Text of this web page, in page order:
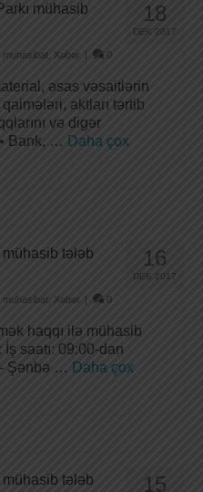
18
DEK 2017
mühasib
muhasibat Xəbər | 0
əsas vəsaitlərin
aktları tərtib
və digər
Bank, … Daha çox
16
DEK 2017
mühasib tələb
muhasibat Xəbər | 0
haqqı ilə mühasib
İş saatı: 09:00-dan
Şənbə … Daha çox
15
mühasib tələb